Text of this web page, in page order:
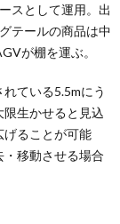
スとして運用。出
テールの商品は中
が棚を運ぶ。
ている5.5mにう
生かせると見込
げることが可能
移動させる場合